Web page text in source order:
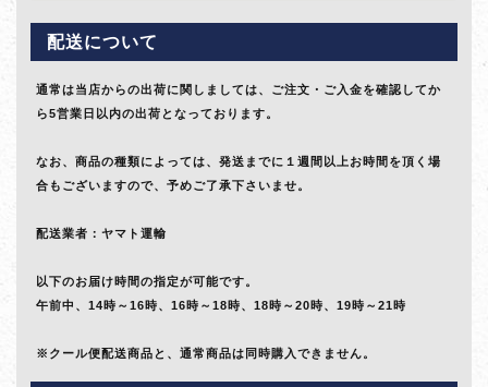
配送について
通常は当店からの出荷に関しましては、ご注文・ご入金を確認してか
ら5営業日以内の出荷となっております。
なお、商品の種類によっては、発送までに１週間以上お時間を頂く場
合もございますので、予めご了承下さいませ。
配送業者：ヤマト運輸
以下のお届け時間の指定が可能です。
午前中、14時～16時、16時～18時、18時～20時、19時～21時
※クール便配送商品と、通常商品は同時購入できません。